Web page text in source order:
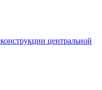
центральной